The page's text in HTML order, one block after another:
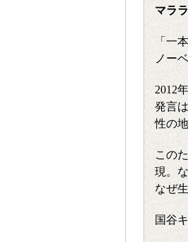
マラ
「一
ノー
2012
発言
性の
この
現。
なぜ
国谷